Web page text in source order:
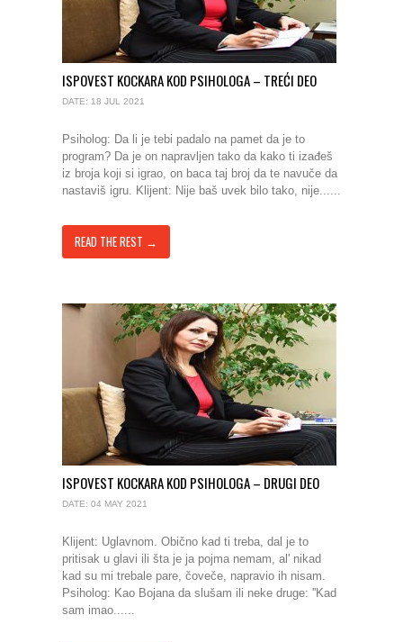
ISPOVEST KOCKARA KOD PSIHOLOGA – TREĆI DEO
DATE: 18 JUL 2021
Psiholog: Da li je tebi padalo na pamet da je to
program? Da je on napravljen tako da kako ti izađeš
iz broja koji si igrao, on baca taj broj da te navuče da
nastaviš igru. Klijent: Nije baš uvek bilo tako, nije......
READ THE REST →
ISPOVEST KOCKARA KOD PSIHOLOGA – DRUGI DEO
DATE: 04 MAY 2021
Klijent: Uglavnom. Obično kad ti treba, dal je to
pritisak u glavi ili šta je ja pojma nemam, al' nikad
kad su mi trebale pare, čoveče, napravio ih nisam.
Psiholog: Kao Bojana da slušam ili neke druge: ''Kad
sam imao......